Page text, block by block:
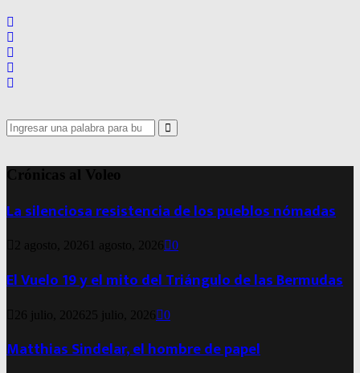
Search
for:
Search
Crónicas al Voleo
La silenciosa resistencia de los pueblos nómadas
2 agosto, 2026 1 agosto, 2026 0
El Vuelo 19 y el mito del Triángulo de las Bermudas
26 julio, 2026 25 julio, 2026 0
Matthias Sindelar, el hombre de papel